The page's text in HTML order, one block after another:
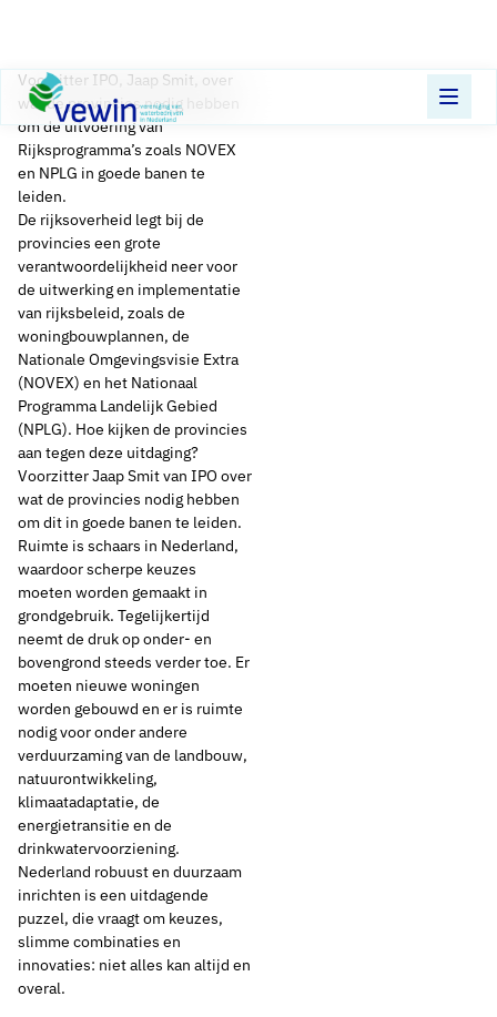
Direct naar content
Terug naar de startpagina
Voorzitter IPO, Jaap Smit, over
wat de provincies nodig hebben
om de uitvoering van
Rijksprogramma’s zoals NOVEX
en NPLG in goede banen te
leiden.
De rijksoverheid legt bij de
provincies een grote
verantwoordelijkheid neer voor
de uitwerking en implementatie
van rijksbeleid, zoals de
woningbouwplannen, de
Nationale Omgevingsvisie Extra
(NOVEX) en het Nationaal
Programma Landelijk Gebied
(NPLG). Hoe kijken de provincies
aan tegen deze uitdaging?
Voorzitter Jaap Smit van IPO over
wat de provincies nodig hebben
om dit in goede banen te leiden.
Ruimte is schaars in Nederland,
waardoor scherpe keuzes
moeten worden gemaakt in
grondgebruik. Tegelijkertijd
neemt de druk op onder- en
bovengrond steeds verder toe. Er
moeten nieuwe woningen
worden gebouwd en er is ruimte
nodig voor onder andere
verduurzaming van de landbouw,
natuurontwikkeling,
klimaatadaptatie, de
energietransitie en de
drinkwatervoorziening.
Nederland robuust en duurzaam
inrichten is een uitdagende
puzzel, die vraagt om keuzes,
slimme combinaties en
innovaties: niet alles kan altijd en
overal.